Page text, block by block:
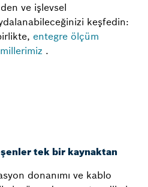
ve işlevsel
keşfedin:
entegre ölçüm
.
tek bir kaynaktan
donanımı ve kablo